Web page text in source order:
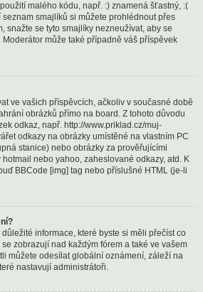
malého kódu, např. :) znamená šťastný, :(
smajlíků si můžete prohlédnout přes
snažte se tyto smajlíky nezneužívat, aby se
může také případně váš příspěvek
ve vašich příspěvcích, ačkoliv v současné době
obrázků přímo na board. Z tohoto důvodu
odkaz, např. http://www.priklad.cz/muj-
odkazy na obrázky umístěné na vlastním PC
stanice) nebo obrázky za prověřujícími
nebo yahoo, zaheslované odkazy, atd. K
BBCode [img] tag nebo příslušné HTML (je-li
informace, které byste si měli přečíst co
zobrazují nad každým fórem a také ve vašem
můžete odesílat globální oznámení, záleží na
nastavují administrátoři.